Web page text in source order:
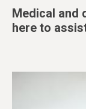
Medical and
here to